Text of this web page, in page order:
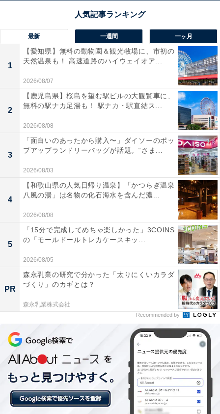
最新 一週間 一ヶ月
1
【愛知県】無料の動物園＆観光牧場に、市初の
天然温泉も！ 高速道路のハイウェイオア...
2026/08/07
2
【鹿児島県】桜島を望む駅ビルの大観覧車に、
無料の駅ナカ足湯も！ 駅ナカ・駅直結ス...
2026/08/08
3
「面白いのあったから購入〜」ダイソーのポッ
プアップランドリーバッグが話題。“さま...
2026/08/03
4
【和歌山県の人気日帰り温泉】「かつらぎ温泉
八風の湯」は名物の化石海水を含んだ濃...
2026/08/08
5
「15分で完成してめちゃ楽しかった」3COINS
の「モールドールトレカケースキッ...
2026/08/05
PR
森永乳業の研究で分かった「太りにくいカラダ
づくり」のカギとは？
森永乳業株式会社
Recommended by